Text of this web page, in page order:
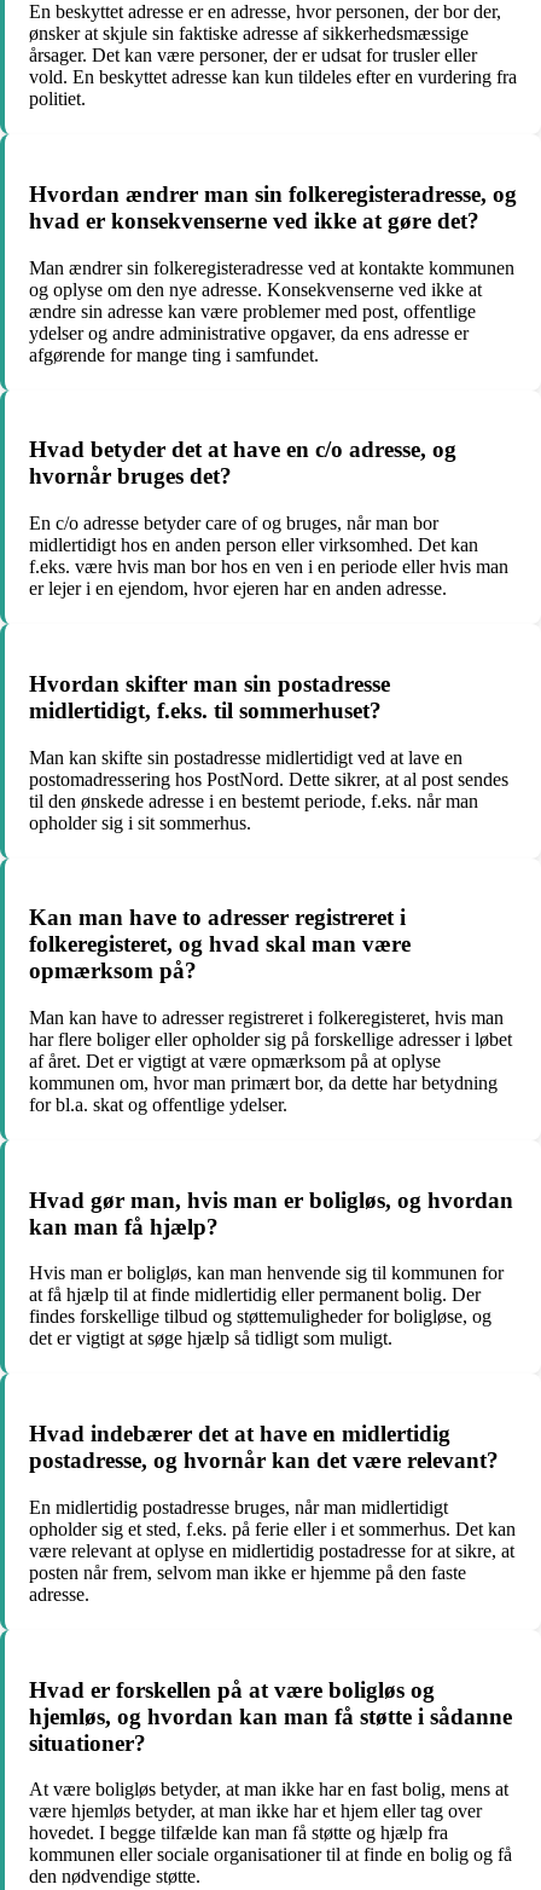
En beskyttet adresse er en adresse, hvor personen, der bor der,
ønsker at skjule sin faktiske adresse af sikkerhedsmæssige
årsager. Det kan være personer, der er udsat for trusler eller
vold. En beskyttet adresse kan kun tildeles efter en vurdering fra
politiet.
Hvordan ændrer man sin folkeregisteradresse, og
hvad er konsekvenserne ved ikke at gøre det?
Man ændrer sin folkeregisteradresse ved at kontakte kommunen
og oplyse om den nye adresse. Konsekvenserne ved ikke at
ændre sin adresse kan være problemer med post, offentlige
ydelser og andre administrative opgaver, da ens adresse er
afgørende for mange ting i samfundet.
Hvad betyder det at have en c/o adresse, og
hvornår bruges det?
En c/o adresse betyder care of og bruges, når man bor
midlertidigt hos en anden person eller virksomhed. Det kan
f.eks. være hvis man bor hos en ven i en periode eller hvis man
er lejer i en ejendom, hvor ejeren har en anden adresse.
Hvordan skifter man sin postadresse
midlertidigt, f.eks. til sommerhuset?
Man kan skifte sin postadresse midlertidigt ved at lave en
postomadressering hos PostNord. Dette sikrer, at al post sendes
til den ønskede adresse i en bestemt periode, f.eks. når man
opholder sig i sit sommerhus.
Kan man have to adresser registreret i
folkeregisteret, og hvad skal man være
opmærksom på?
Man kan have to adresser registreret i folkeregisteret, hvis man
har flere boliger eller opholder sig på forskellige adresser i løbet
af året. Det er vigtigt at være opmærksom på at oplyse
kommunen om, hvor man primært bor, da dette har betydning
for bl.a. skat og offentlige ydelser.
Hvad gør man, hvis man er boligløs, og hvordan
kan man få hjælp?
Hvis man er boligløs, kan man henvende sig til kommunen for
at få hjælp til at finde midlertidig eller permanent bolig. Der
findes forskellige tilbud og støttemuligheder for boligløse, og
det er vigtigt at søge hjælp så tidligt som muligt.
Hvad indebærer det at have en midlertidig
postadresse, og hvornår kan det være relevant?
En midlertidig postadresse bruges, når man midlertidigt
opholder sig et sted, f.eks. på ferie eller i et sommerhus. Det kan
være relevant at oplyse en midlertidig postadresse for at sikre, at
posten når frem, selvom man ikke er hjemme på den faste
adresse.
Hvad er forskellen på at være boligløs og
hjemløs, og hvordan kan man få støtte i sådanne
situationer?
At være boligløs betyder, at man ikke har en fast bolig, mens at
være hjemløs betyder, at man ikke har et hjem eller tag over
hovedet. I begge tilfælde kan man få støtte og hjælp fra
kommunen eller sociale organisationer til at finde en bolig og få
den nødvendige støtte.